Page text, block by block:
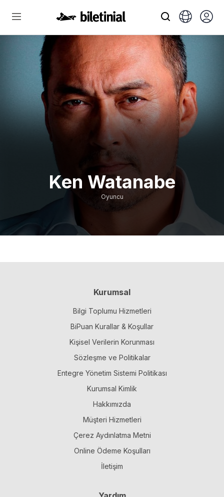
Ken Watanabe
Oyuncu
Kurumsal
Bilgi Toplumu Hizmetleri
BiPuan Kurallar & Koşullar
Kişisel Verilerin Korunması
Sözleşme ve Politikalar
Entegre Yönetim Sistemi Politikası
Kurumsal Kimlik
Hakkımızda
Müşteri Hizmetleri
Çerez Aydınlatma Metni
Online Ödeme Koşulları
İletişim